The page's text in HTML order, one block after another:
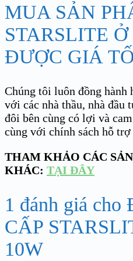
MUA SẢN
STARSLITE
ĐƯỢC GIÁ
Chúng tôi luôn đồng hành
với các nhà thầu, nhà đầu
đôi bên cùng có lợi và
cùng với chính sách hỗ
THAM KHẢO CÁC
KHÁC: TẠI ĐÂY
1 đánh giá cho
CẤP
10W